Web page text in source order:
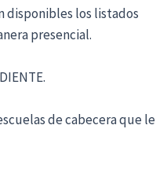
disponibles los listados
presencial.
de cabecera que le